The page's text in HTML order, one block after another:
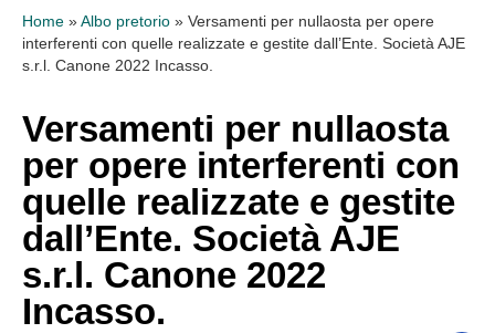
Home » Albo pretorio » Versamenti per nullaosta per opere
interferenti con quelle realizzate e gestite dall’Ente. Società AJE
s.r.l. Canone 2022 Incasso.
Versamenti per nullaosta
per opere interferenti con
quelle realizzate e gestite
dall’Ente. Società AJE
s.r.l. Canone 2022
Incasso.